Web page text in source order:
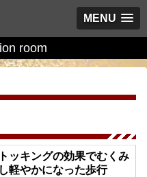
MENU
room
ッキングの効果でむくみ
軽やかになった歩行